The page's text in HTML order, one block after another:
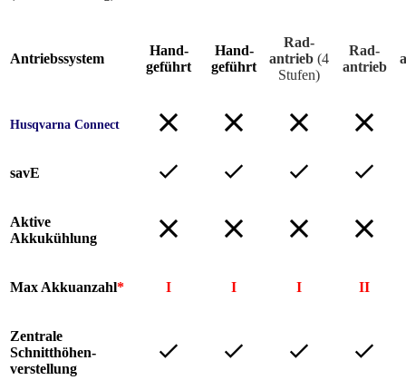
Antriebssystem
Hand-
geführt
Hand-
geführt
Rad-
antrieb (4
Stufen)
Rad-
antrieb
Husqvarna Connect
savE
Aktive
Akkukühlung
Max Akkuanzahl* I I I II
Zentrale
Schnitthöhen-
verstellung